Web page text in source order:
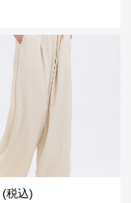
(税込)